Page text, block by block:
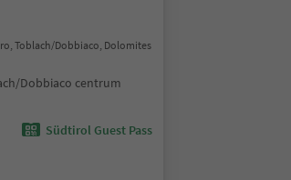
Toblach/Dobbiaco, Dolomites
Dobbiaco centrum
Südtirol Guest Pass